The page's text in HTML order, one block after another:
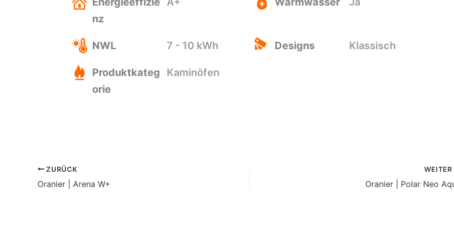
nz
NWL 7 - 10 kWh Designs Klassisch
Produktkateg
orie
Kaminöfen
ZURÜCK
Oranier | Arena W+
WEITER
Oranier | Polar Neo